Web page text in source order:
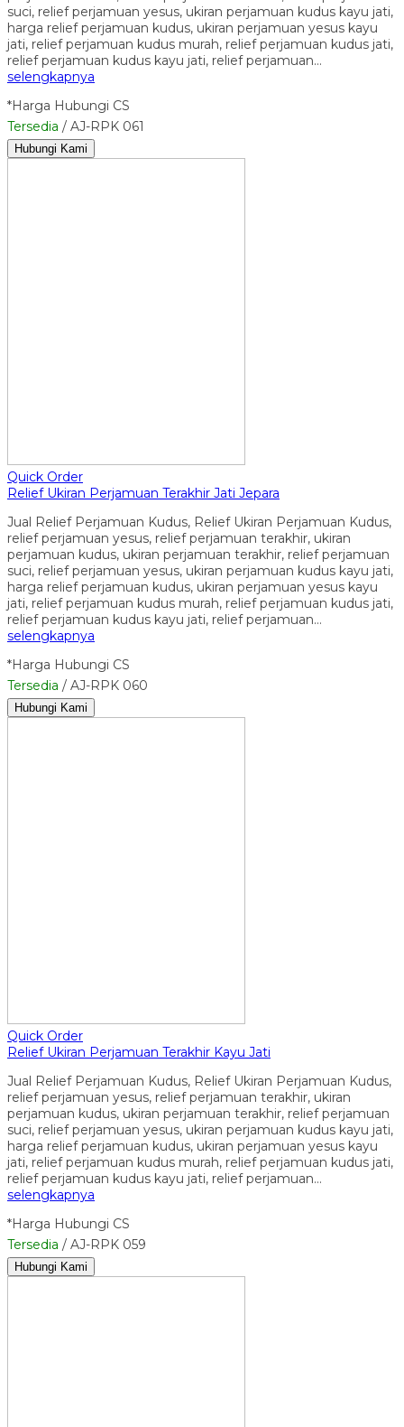
suci, relief perjamuan yesus, ukiran perjamuan kudus kayu jati,
harga relief perjamuan kudus, ukiran perjamuan yesus kayu
jati, relief perjamuan kudus murah, relief perjamuan kudus jati,
relief perjamuan kudus kayu jati, relief perjamuan…
selengkapnya
*Harga Hubungi CS
Tersedia / AJ-RPK 061
Hubungi Kami
Quick Order
Relief Ukiran Perjamuan Terakhir Jati Jepara
Jual Relief Perjamuan Kudus, Relief Ukiran Perjamuan Kudus,
relief perjamuan yesus, relief perjamuan terakhir, ukiran
perjamuan kudus, ukiran perjamuan terakhir, relief perjamuan
suci, relief perjamuan yesus, ukiran perjamuan kudus kayu jati,
harga relief perjamuan kudus, ukiran perjamuan yesus kayu
jati, relief perjamuan kudus murah, relief perjamuan kudus jati,
relief perjamuan kudus kayu jati, relief perjamuan…
selengkapnya
*Harga Hubungi CS
Tersedia / AJ-RPK 060
Hubungi Kami
Quick Order
Relief Ukiran Perjamuan Terakhir Kayu Jati
Jual Relief Perjamuan Kudus, Relief Ukiran Perjamuan Kudus,
relief perjamuan yesus, relief perjamuan terakhir, ukiran
perjamuan kudus, ukiran perjamuan terakhir, relief perjamuan
suci, relief perjamuan yesus, ukiran perjamuan kudus kayu jati,
harga relief perjamuan kudus, ukiran perjamuan yesus kayu
jati, relief perjamuan kudus murah, relief perjamuan kudus jati,
relief perjamuan kudus kayu jati, relief perjamuan…
selengkapnya
*Harga Hubungi CS
Tersedia / AJ-RPK 059
Hubungi Kami